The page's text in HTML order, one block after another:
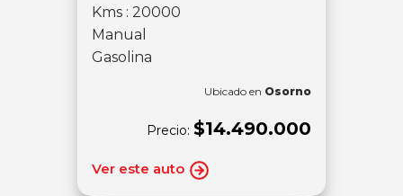
Kms : 20000
Manual
Gasolina
Ubicado en Osorno
Precio: $14.490.000
Ver este auto